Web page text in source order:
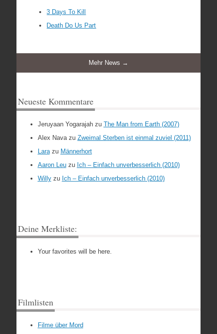
3 Days To Kill
Death Do Us Part
Mehr News →
Neueste Kommentare
Jeruyaan Yogarajahzu The Man from Earth (2007)
Alex Navazu Zweimal Sterben ist einmal zuviel (2011)
Larazu Männerhort
Aaron Leuzu Ich – Einfach unverbesserlich (2010)
Willyzu Ich – Einfach unverbesserlich (2010)
Deine Merkliste:
Your favorites will be here.
Filmlisten
Filme über Mord